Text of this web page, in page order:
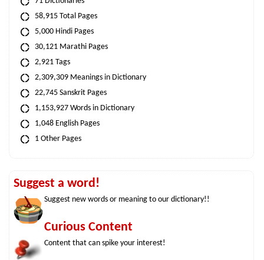
58,915 Total Pages
5,000 Hindi Pages
30,121 Marathi Pages
2,921 Tags
2,309,309 Meanings in Dictionary
22,745 Sanskrit Pages
1,153,927 Words in Dictionary
1,048 English Pages
1 Other Pages
Suggest a word!
Suggest new words or meaning to our dictionary!!
Curious Content
Content that can spike your interest!